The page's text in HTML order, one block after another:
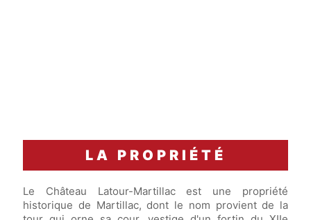
LA PROPRIÉTÉ
Le Château Latour-Martillac est une propriété
historique de Martillac, dont le nom provient de la